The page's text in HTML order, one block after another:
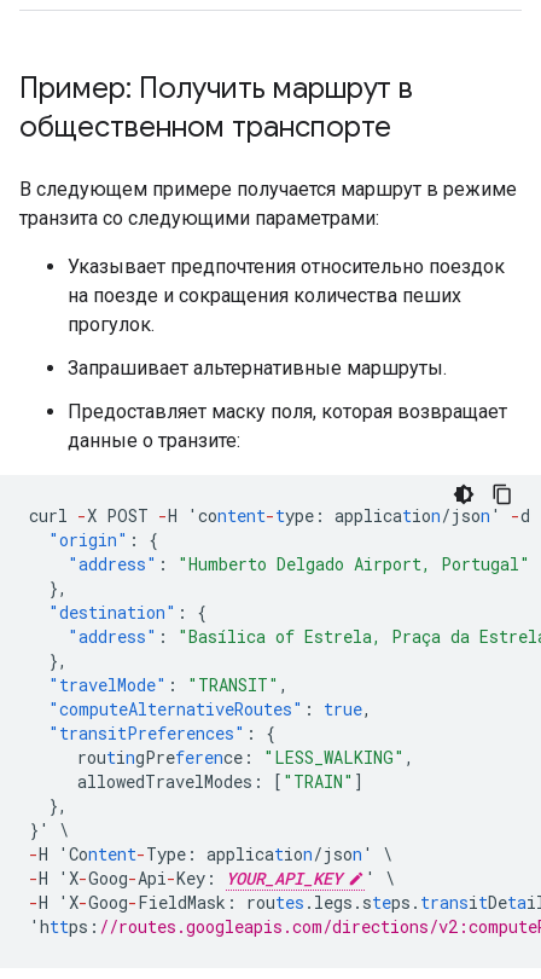
Пример: Получить маршрут в
общественном транспорте
В следующем примере получается маршрут в режиме
транзита со следующими параметрами:
Указывает предпочтения относительно поездок
на поезде и сокращения количества пеших
прогулок.
Запрашивает альтернативные маршруты.
Предоставляет маску поля, которая возвращает
данные о транзите:
curl -X POST -H 'content-type : application/json ' -d
"origin" :
{
"address" :
"Humberto Delgado Airport, Portugal"
},
"destination" :
{
"address" :
"Basílica of Estrela, Praça da
},
"travelMode" : "TRANSIT" ,
"computeAlternativeRoutes" : true,
"transitPreferences" :
{
routingPreference : "LESS_WALKING" ,
allowedTravelModes : [ "TRAIN" ]
},
} '
\
-H 'Content-Type : application/json '
\
-H 'X-Goog-Api-Key : YOUR_API_KEY '
\
-H 'X-Goog-FieldMask : routes .legs.steps. transitDeta
'https : //routes.googleapis.com/directions/